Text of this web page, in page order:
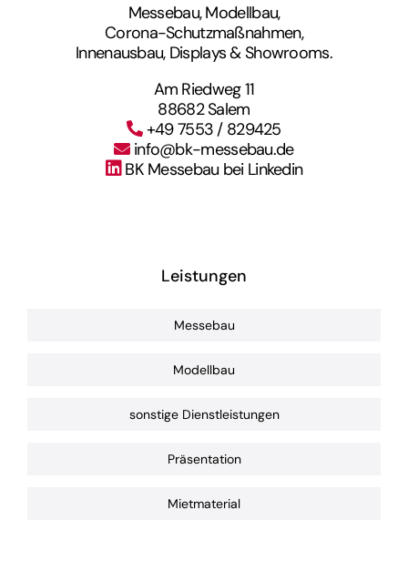
Messebau, Modellbau,
Corona-Schutzmaßnahmen,
Innenausbau, Displays & Showrooms.
Am Riedweg 11
88682 Salem
+49 7553 / 829425
info@bk-messebau.de
BK Messebau bei Linkedin
Leistungen
Messebau
Modellbau
sonstige Dienstleistungen
Präsentation
Mietmaterial